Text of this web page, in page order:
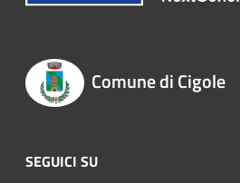
Comune di Cigole
SEGUICI SU